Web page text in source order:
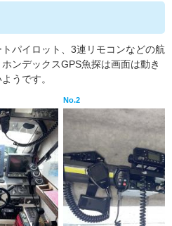
パイロット、3連リモコンなどの航
ンデックスGPS魚探は画面は動き
うです。
No.2